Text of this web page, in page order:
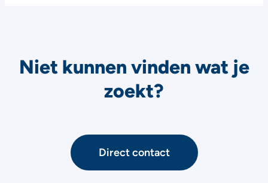
Niet kunnen vinden wat je
zoekt?
Direct contact